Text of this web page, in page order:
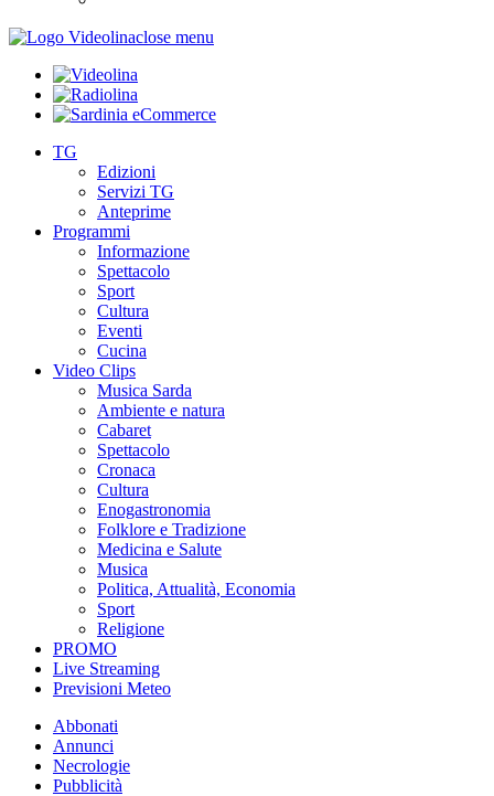
close menu
TG
Edizioni
Servizi TG
Anteprime
Programmi
Informazione
Spettacolo
Sport
Cultura
Eventi
Cucina
Video Clips
Musica Sarda
Ambiente e natura
Cabaret
Spettacolo
Cronaca
Cultura
Enogastronomia
Folklore e Tradizione
Medicina e Salute
Musica
Politica, Attualità, Economia
Sport
Religione
PROMO
Live Streaming
Previsioni Meteo
Abbonati
Annunci
Necrologie
Pubblicità